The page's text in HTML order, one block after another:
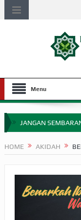
Menu
JANGAN
SEBELUM TIBA SAAT
HOME AKIDAH